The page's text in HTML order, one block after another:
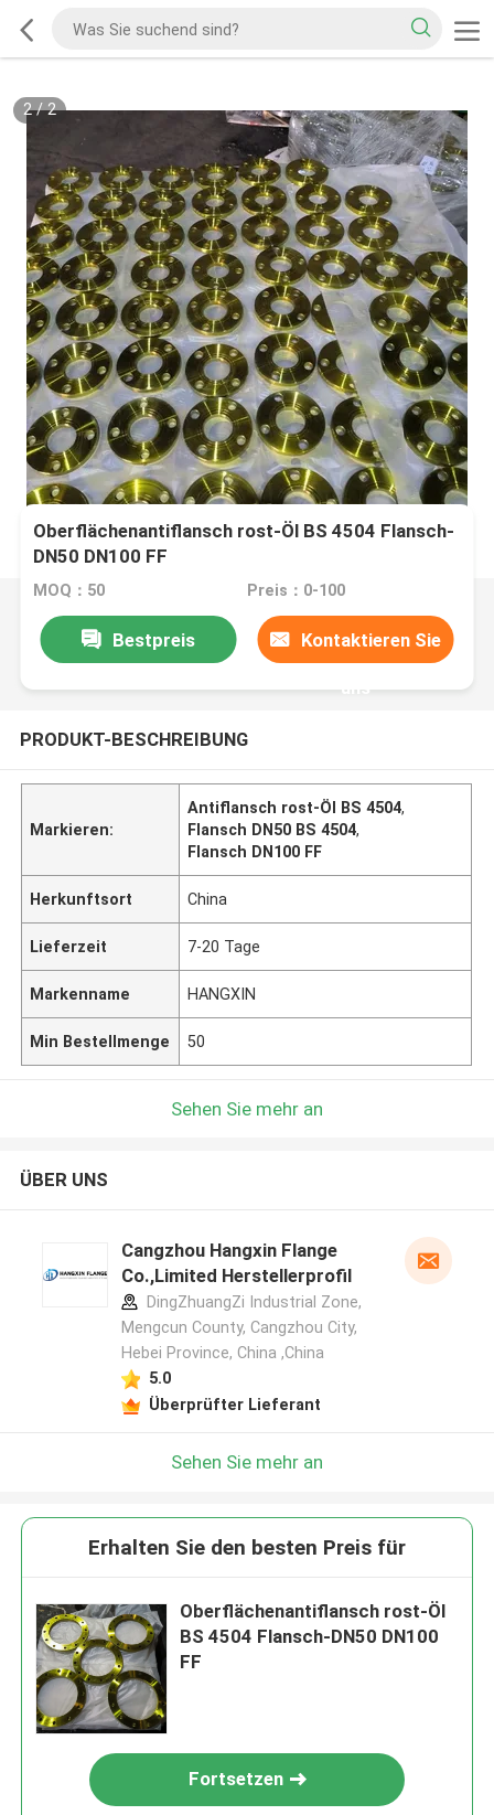
2/2
Oberflächenantiflansch rost-Öl BS 4504 Flansch-
DN50 DN100 FF
MOQ：50 Preis：0-100
Bestpreis Kontaktieren Sie
uns
PRODUKT-BESCHREIBUNG
Markieren:
Antiflansch rost-Öl BS 4504,
Flansch DN50 BS 4504,
Flansch DN100 FF
Herkunftsort China
Lieferzeit 7-20 Tage
Markenname HANGXIN
Min Bestellmenge 50
Sehen Sie mehr an
ÜBER UNS
Cangzhou Hangxin Flange
Co.,Limited Herstellerprofil
DingZhuangZi Industrial Zone,
Mengcun County, Cangzhou City,
Hebei Province, China ,China
5.0
Überprüfter Lieferant
Sehen Sie mehr an
Erhalten Sie den besten Preis für
Oberflächenantiflansch rost-Öl
BS 4504 Flansch-DN50 DN100
FF
Fortsetzen